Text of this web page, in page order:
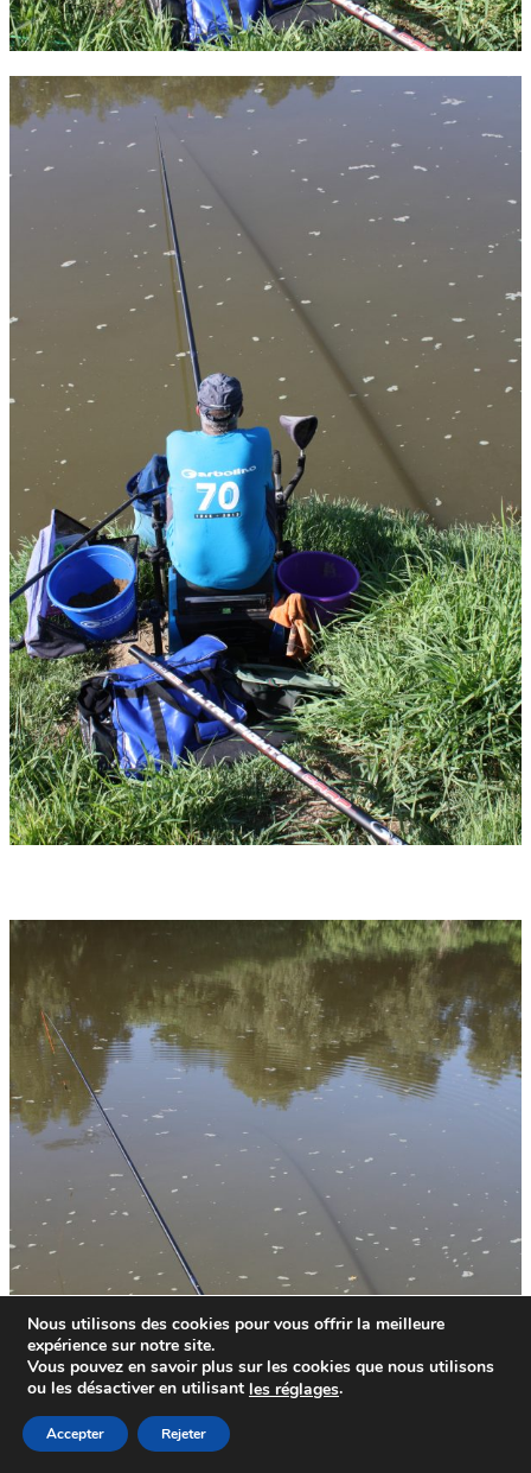
Nous utilisons des cookies pour vous offrir la meilleure
expérience sur notre site.
Vous pouvez en savoir plus sur les cookies que nous utilisons
ou les désactiver en utilisant les réglages.
Accepter Rejeter